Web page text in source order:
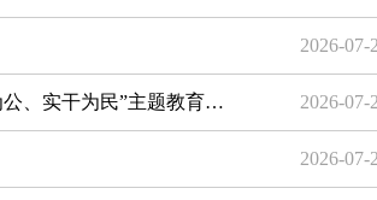
2026-07-
公、实干为民”主题教育… 2026-07-
2026-07-